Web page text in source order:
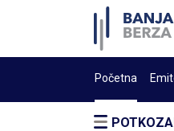
Početna